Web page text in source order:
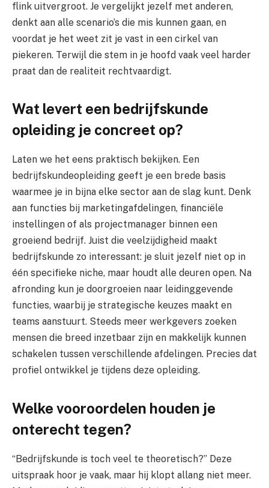
flink uitvergroot. Je vergelijkt jezelf met anderen,
denkt aan alle scenario’s die mis kunnen gaan, en
voordat je het weet zit je vast in een cirkel van
piekeren. Terwijl die stem in je hoofd vaak veel harder
praat dan de realiteit rechtvaardigt.
Wat levert een bedrijfskunde
opleiding je concreet op?
Laten we het eens praktisch bekijken. Een
bedrijfskundeopleiding geeft je een brede basis
waarmee je in bijna elke sector aan de slag kunt. Denk
aan functies bij marketingafdelingen, financiële
instellingen of als projectmanager binnen een
groeiend bedrijf. Juist die veelzijdigheid maakt
bedrijfskunde zo interessant: je sluit jezelf niet op in
één specifieke niche, maar houdt alle deuren open. Na
afronding kun je doorgroeien naar leidinggevende
functies, waarbij je strategische keuzes maakt en
teams aanstuurt. Steeds meer werkgevers zoeken
mensen die breed inzetbaar zijn en makkelijk kunnen
schakelen tussen verschillende afdelingen. Precies dat
profiel ontwikkel je tijdens deze opleiding.
Welke vooroordelen houden je
onterecht tegen?
“Bedrijfskunde is toch veel te theoretisch?” Deze
uitspraak hoor je vaak, maar hij klopt allang niet meer.